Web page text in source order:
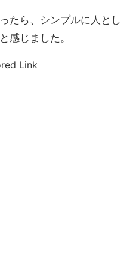
たら、シンプルに人とし
感じました。
Link